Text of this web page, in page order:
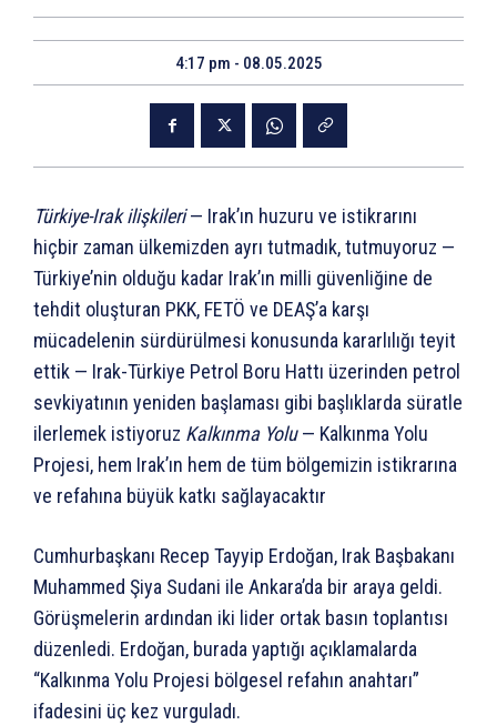
4:17 pm - 08.05.2025
Türkiye-Irak ilişkileri— Irak’ın huzuru ve istikrarını
hiçbir zaman ülkemizden ayrı tutmadık, tutmuyoruz —
Türkiye’nin olduğu kadar Irak’ın milli güvenliğine de
tehdit oluşturan PKK, FETÖ ve DEAŞ’a karşı
mücadelenin sürdürülmesi konusunda kararlılığı teyit
ettik — Irak-Türkiye Petrol Boru Hattı üzerinden petrol
sevkiyatının yeniden başlaması gibi başlıklarda süratle
ilerlemek istiyoruz Kalkınma Yolu— Kalkınma Yolu
Projesi, hem Irak’ın hem de tüm bölgemizin istikrarına
ve refahına büyük katkı sağlayacaktır
Cumhurbaşkanı Recep Tayyip Erdoğan, Irak Başbakanı
Muhammed Şiya Sudani ile Ankara’da bir araya geldi.
Görüşmelerin ardından iki lider ortak basın toplantısı
düzenledi. Erdoğan, burada yaptığı açıklamalarda
“Kalkınma Yolu Projesi bölgesel refahın anahtarı”
ifadesini üç kez vurguladı.